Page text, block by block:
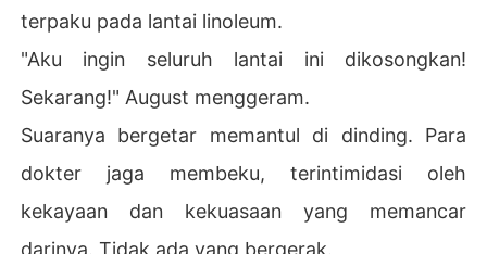
terpaku pada lantai linoleum.
"Aku ingin seluruh lantai ini dikosongkan!
Sekarang!" August menggeram.
Suaranya bergetar memantul di dinding. Para
dokter jaga membeku, terintimidasi oleh
kekayaan dan kekuasaan yang memancar
darinya. Tidak ada yang bergerak.